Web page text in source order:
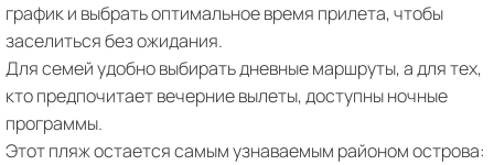
график и выбрать оптимальное время прилета, чтобы
заселиться без ожидания.
Для семей удобно выбирать дневные маршруты, а для тех,
кто предпочитает вечерние вылеты, доступны ночные
программы.
Этот пляж остается самым узнаваемым районом острова: